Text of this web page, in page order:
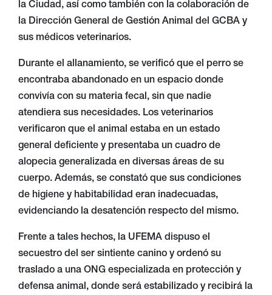
la Ciudad, así como también con la colaboración de
la Dirección General de Gestión Animal del GCBA y
sus médicos veterinarios.
Durante el allanamiento, se verificó que el perro se
encontraba abandonado en un espacio donde
convivía con su materia fecal, sin que nadie
atendiera sus necesidades. Los veterinarios
verificaron que el animal estaba en un estado
general deficiente y presentaba un cuadro de
alopecia generalizada en diversas áreas de su
cuerpo. Además, se constató que sus condiciones
de higiene y habitabilidad eran inadecuadas,
evidenciando la desatención respecto del mismo.
Frente a tales hechos, la UFEMA dispuso el
secuestro del ser sintiente canino y ordenó su
traslado a una ONG especializada en protección y
defensa animal, donde será estabilizado y recibirá la